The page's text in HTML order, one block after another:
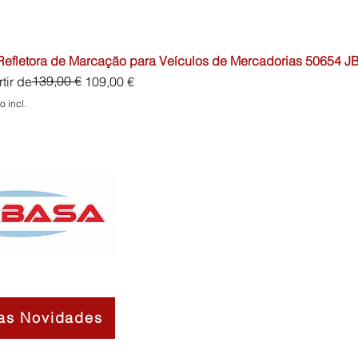
de Marcação para Veículos de Mercadorias 50654
de
normal139,00 € 109,00 €
promocional
incl.
Novidades